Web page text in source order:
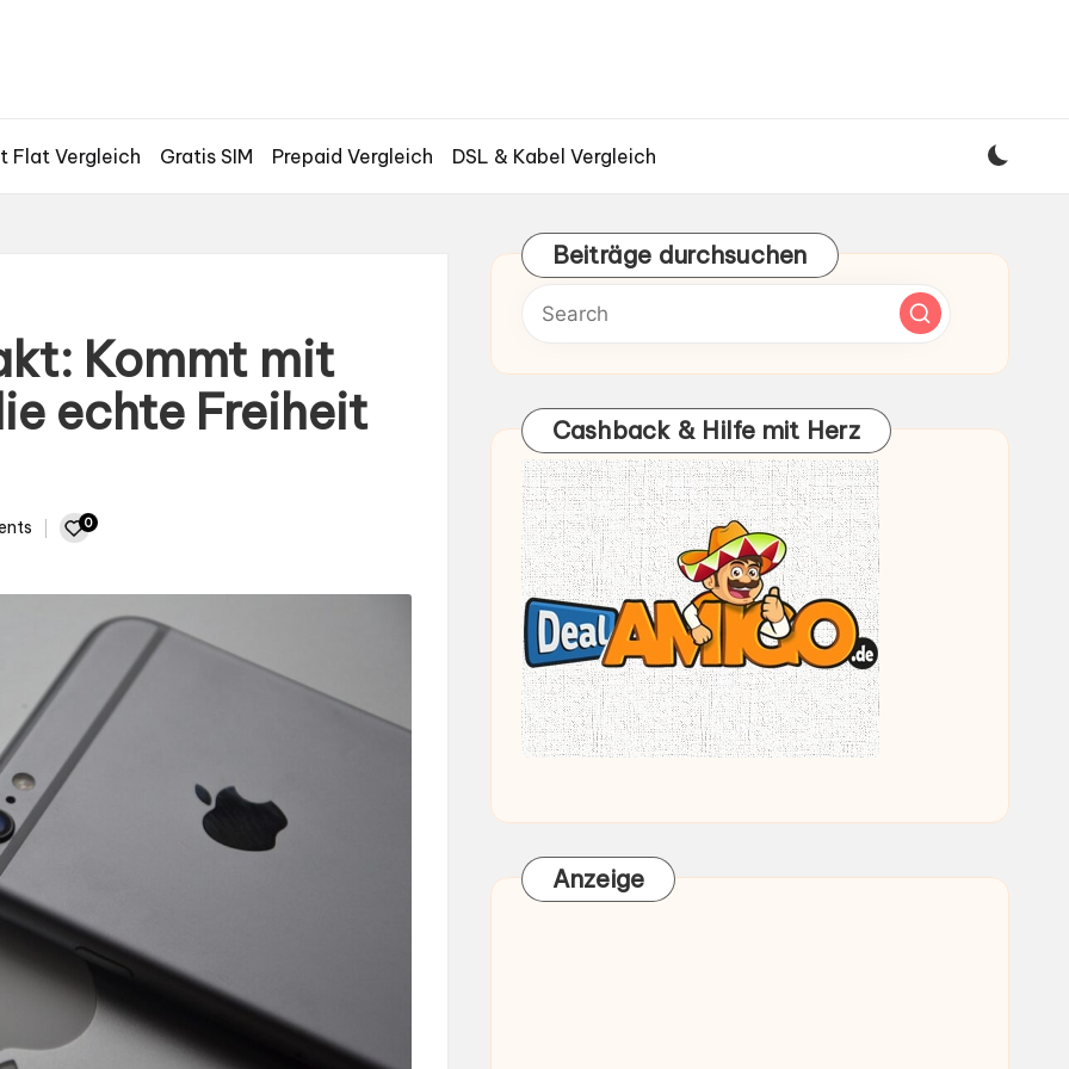
Flat Vergleich Gratis SIM Prepaid Vergleich DSL & Kabel Vergleich
Kommt mit
echte Freiheit
0
Beiträge durchsuchen
Cashback & Hilfe mit Herz
Anzeige